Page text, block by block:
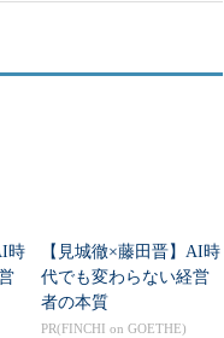
少なさを表すものでも
ュリティ技術に興味を
ルを下げ、機会を広げ
にセキュリティについ
時
【見城徹×藤田晋】AI時
代でも変わらない経営
者の本質
PR(FINCHI on GOETHE)